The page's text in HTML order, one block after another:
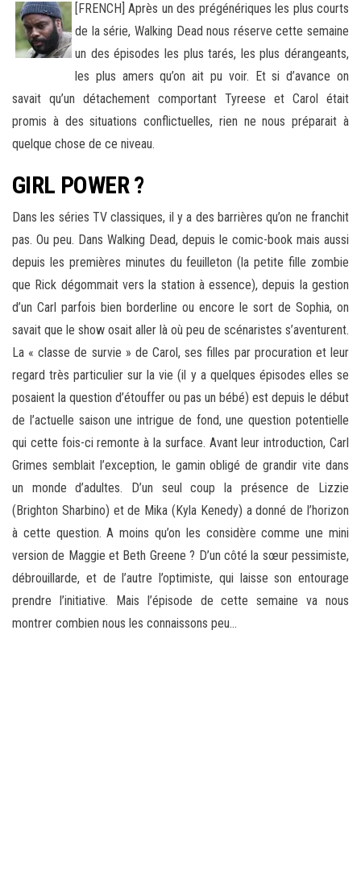
[FRENCH] Après un des prégénériques les plus courts
de la série, Walking Dead nous réserve cette semaine
un des épisodes les plus tarés, les plus dérangeants,
les plus amers qu’on ait pu voir. Et si d’avance on
savait qu’un détachement comportant Tyreese et Carol était
promis à des situations conflictuelles, rien ne nous préparait à
quelque chose de ce niveau.
GIRL POWER ?
Dans les séries TV classiques, il y a des barrières qu’on ne franchit
pas. Ou peu. Dans Walking Dead, depuis le comic-book mais aussi
depuis les premières minutes du feuilleton (la petite fille zombie
que Rick dégommait vers la station à essence), depuis la gestion
d’un Carl parfois bien borderline ou encore le sort de Sophia, on
savait que le show osait aller là où peu de scénaristes s’aventurent.
La « classe de survie » de Carol, ses filles par procuration et leur
regard très particulier sur la vie (il y a quelques épisodes elles se
posaient la question d’étouffer ou pas un bébé) est depuis le début
de l’actuelle saison une intrigue de fond, une question potentielle
qui cette fois-ci remonte à la surface. Avant leur introduction, Carl
Grimes semblait l’exception, le gamin obligé de grandir vite dans
un monde d’adultes. D’un seul coup la présence de Lizzie
(Brighton Sharbino) et de Mika (Kyla Kenedy) a donné de l’horizon
à cette question. A moins qu’on les considère comme une mini
version de Maggie et Beth Greene ? D’un côté la sœur pessimiste,
débrouillarde, et de l’autre l’optimiste, qui laisse son entourage
prendre l’initiative. Mais l’épisode de cette semaine va nous
montrer combien nous les connaissons peu…